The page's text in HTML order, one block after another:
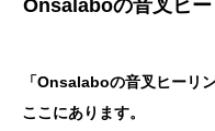
Onsalaboの音叉ヒー
「Onsalaboの音叉ヒーリ
ここにあります。